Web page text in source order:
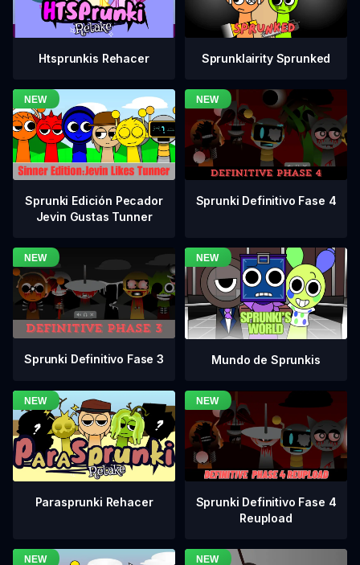
Htsprunkis Rehacer Sprunklairity Sprunked
Sprunki Edición Pecador
Jevin Gustas Tunner
Sprunki Definitivo Fase 4
Sprunki Definitivo Fase 3 Mundo de Sprunkis
Parasprunki Rehacer
Sprunki Definitivo Fase 4
Reupload